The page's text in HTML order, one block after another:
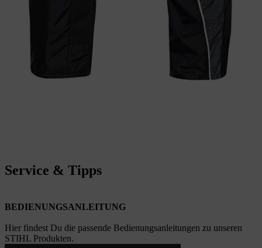
Service & Tipps
BEDIENUNGSANLEITUNG
Hier findest Du die passende Bedienungsanleitungen zu unseren
STIHL Produkten.